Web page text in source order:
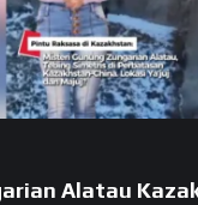
Alatau